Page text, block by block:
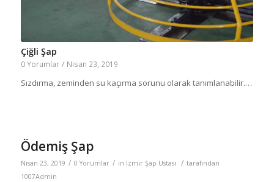
Çiğli Şap
0 Yorumlar / Nisan 23, 2019
Sızdırma, zeminden su kaçırma sorunu olarak tanımlanabilir.…
Ödemiş Şap
Nisan 23, 2019 / 0 Yorumlar / in İzmir Şap Ustası / tarafından
1007Admin